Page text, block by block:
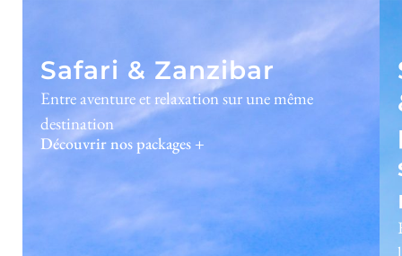
Safari & Zanzibar
Entre aventure et relaxation sur une même
destination
Découvrir nos packages +